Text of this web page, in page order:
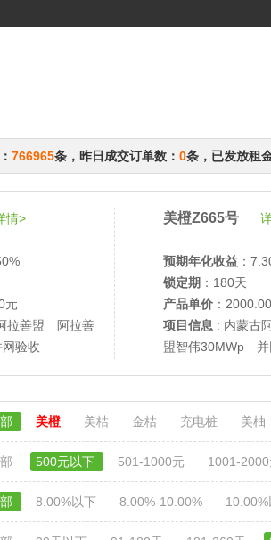
766965条，昨日成交订单数： 0条，已发放租
情>
元
拉善盟 阿拉善
验收
美橙Z665号
预期年化收益 ：
锁定期 ：180天
产品单价 ：
项目信息 : 内蒙古
盟智伟30MWp 并
美橙 美桔 金桔 充电桩 美柚
500元以下 501-1000元 1001-
8.00%以下 8.00%-10.00%